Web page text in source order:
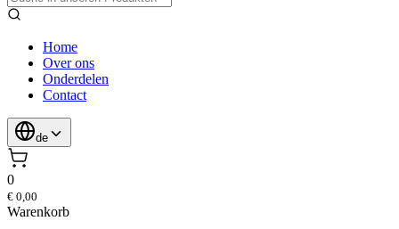
Home
Over ons
Onderdelen
Contact
de
0
€ 0,00
Warenkorb